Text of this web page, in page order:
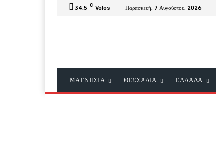
34.5 C Volos Παρασκευή, 7 Αυγούστου, 2026
ΜΑΓΝΗΣΙΑ ΘΕΣΣΑΛΙΑ ΕΛΛΑΔΑ